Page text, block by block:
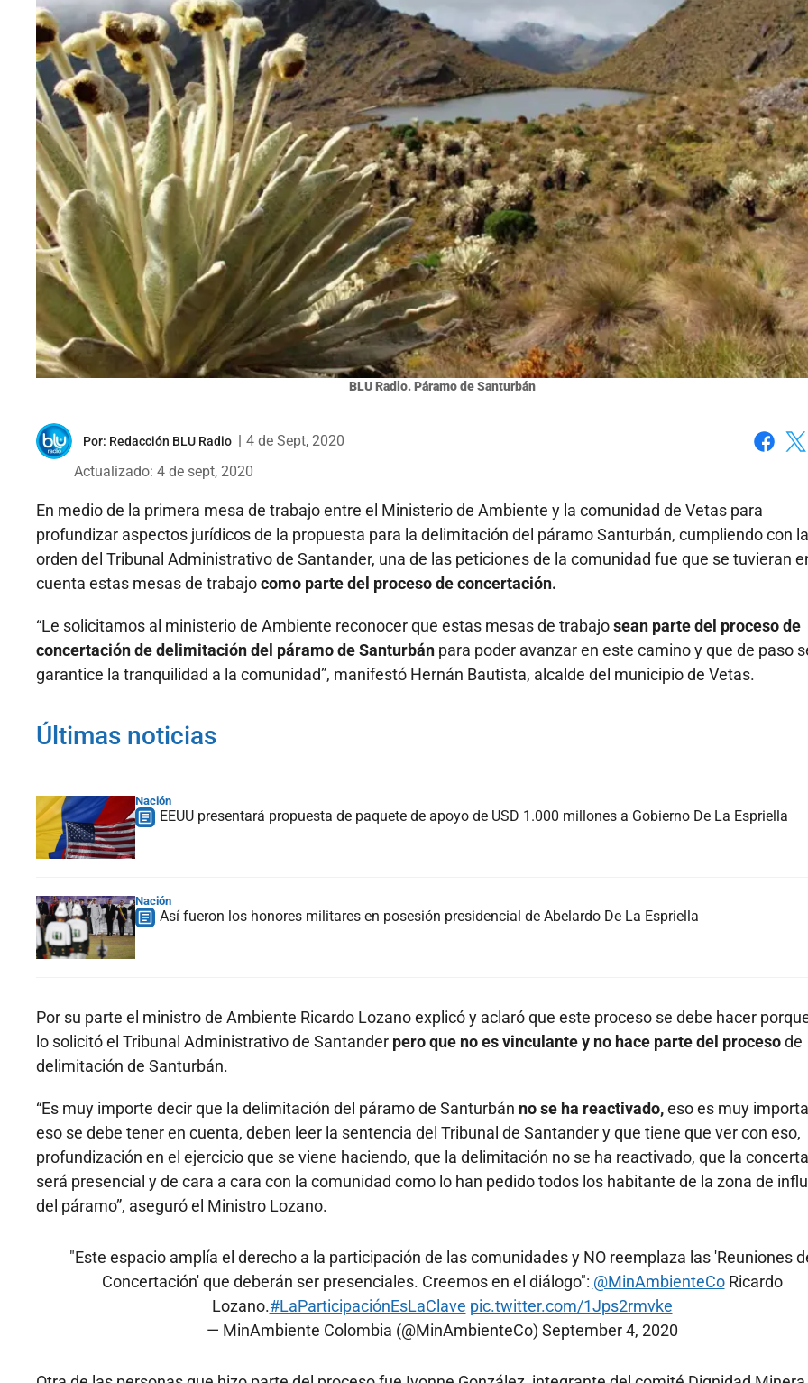
BLU Radio. Páramo de Santurbán
Por: Redacción BLU Radio
4 de Sept, 2020
Actualizado: 4 de sept, 2020
En medio de la primera mesa de trabajo entre el Ministerio de Ambiente y la comunidad de Vetas para
profundizar aspectos jurídicos de la propuesta para la delimitación del páramo Santurbán, cumpliendo con la
orden del Tribunal Administrativo de Santander, una de las peticiones de la comunidad fue que se tuvieran
cuenta estas mesas de trabajocomo parte del proceso de concertación.
“Le solicitamos al ministerio de Ambiente reconocer que estas mesas de trabajosean parte del proceso de
concertación de delimitación del páramo de Santurbán para poder avanzar en este camino y que de paso
garantice la tranquilidad a la comunidad”, manifestó Hernán Bautista, alcalde del municipio de Vetas.
Últimas noticias
Nación
EEUU presentará propuesta de paquete de apoyo de USD 1.000 millones a Gobierno De La Espriella
Nación
Así fueron los honores militares en posesión presidencial de Abelardo De La Espriella
Por su parte el ministro de Ambiente Ricardo Lozano explicó y aclaró que este proceso se debe hacer
lo solicitó el Tribunal Administrativo de Santander pero que no es vinculante y no hace parte del procesode
delimitación de Santurbán.
“Es muy importe decir que la delimitación del páramo de Santurbán no se ha reactivado,eso es muy
eso se debe tener en cuenta, deben leer la sentencia del Tribunal de Santander y que tiene que ver con eso,
profundización en el ejercicio que se viene haciendo, que la delimitación no se ha reactivado, que la
será presencial y de cara a cara con la comunidad como lo han pedido todos los habitante de la zona de
del páramo”, aseguró el Ministro Lozano.
"Este espacio amplía el derecho a la participación de las comunidades y NO reemplaza las 'Reuniones
Concertación' que deberán ser presenciales. Creemos en el diálogo": @MinAmbienteCoRicardo
Lozano.#LaParticipaciónEsLaClave pic.twitter.com/1Jps2rmvke
— MinAmbiente Colombia (@MinAmbienteCo) September 4, 2020